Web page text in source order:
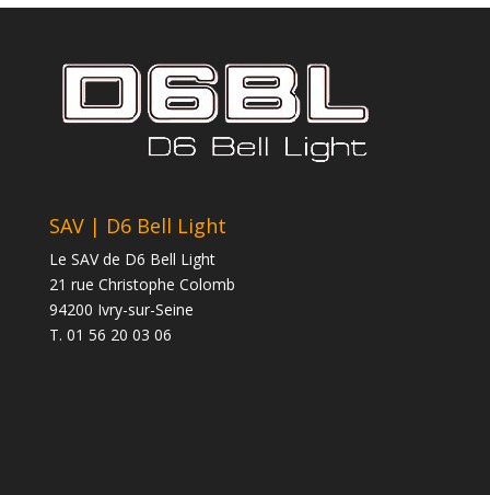
SAV | D6 Bell Light
Le SAV de D6 Bell Light
21 rue Christophe Colomb
94200 Ivry-sur-Seine
T. 01 56 20 03 06